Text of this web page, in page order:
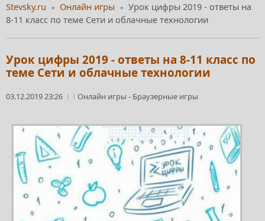
Stevsky.ru Онлайн игры
Урок цифры 2019 - ответы на
8-11 класс по теме Сети и облачные технологии
Урок цифры 2019 - ответы на 8-11 класс по
теме Сети и облачные технологии
03.12.2019 23:26 Онлайн игры - Браузерные игры